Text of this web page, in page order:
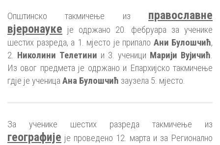
Општинско такмичење из православне
вјеронауке је одржано 20. фебруара за ученике
шестих разреда, а 1. мјесто је припало Ани Булошчић,
2. Николини Телетини и 3. ученици Марији Вујичић.
Из овог предмета је одржано и Епархијско такмичење
гдје је ученицаАна Булошчић заузела 5. мјесто.
За ученике шестих разреда такмичење из
географије је проведено 12. марта и за Регионално